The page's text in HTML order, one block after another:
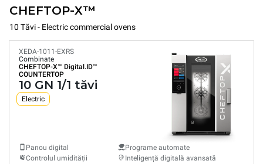
CHEFTOP-X™
10 Tăvi - Electric commercial ovens
XEDA-1011-EXRS
Combinate
CHEFTOP-X™ Digital.ID™
COUNTERTOP
10 GN 1/1 tăvi
Electric
Panou digital
Controlul umidității
Programe automate
Inteligență digitală avansată